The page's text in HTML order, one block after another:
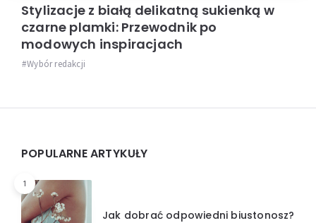
Stylizacje z białą delikatną sukienką w
czarne plamki: Przewodnik po
modowych inspiracjach
Wybór redakcji
Widgets
POPULARNE ARTYKUŁY
1
Jak dobrać odpowiedni biustonosz?